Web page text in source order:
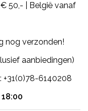
50,- | België vanaf
nog verzonden!
aanbiedingen)
+31(0)78-6140208
18:00